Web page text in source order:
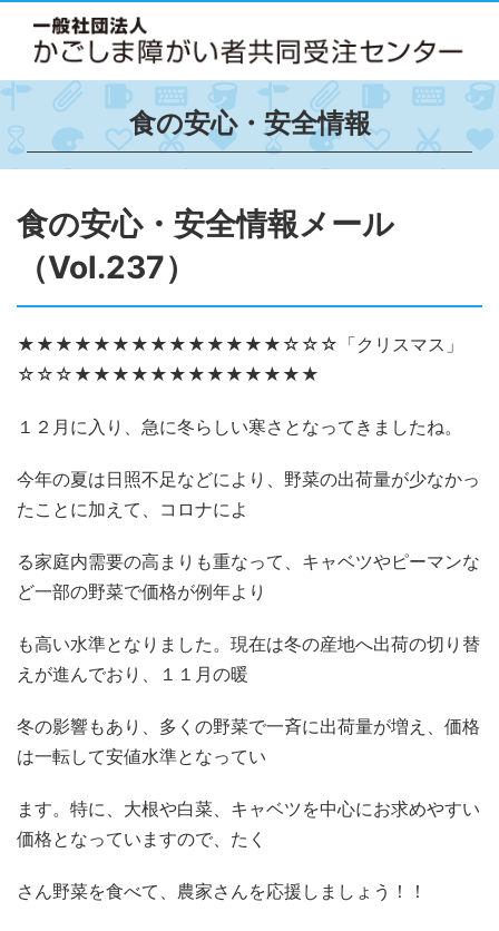
食の安心・安全情報
食の安心・安全情報メール
（Vol.237）
★★★★★★★★★★★★★★☆☆☆「クリスマス」
☆☆☆★★★★★★★★★★★★★
１２月に入り、急に冬らしい寒さとなってきましたね。
今年の夏は日照不足などにより、野菜の出荷量が少なかっ
たことに加えて、コロナによ
る家庭内需要の高まりも重なって、キャベツやピーマンな
ど一部の野菜で価格が例年より
も高い水準となりました。現在は冬の産地へ出荷の切り替
えが進んでおり、１１月の暖
冬の影響もあり、多くの野菜で一斉に出荷量が増え、価格
は一転して安値水準となってい
ます。特に、大根や白菜、キャベツを中心にお求めやすい
価格となっていますので、たく
さん野菜を食べて、農家さんを応援しましょう！！